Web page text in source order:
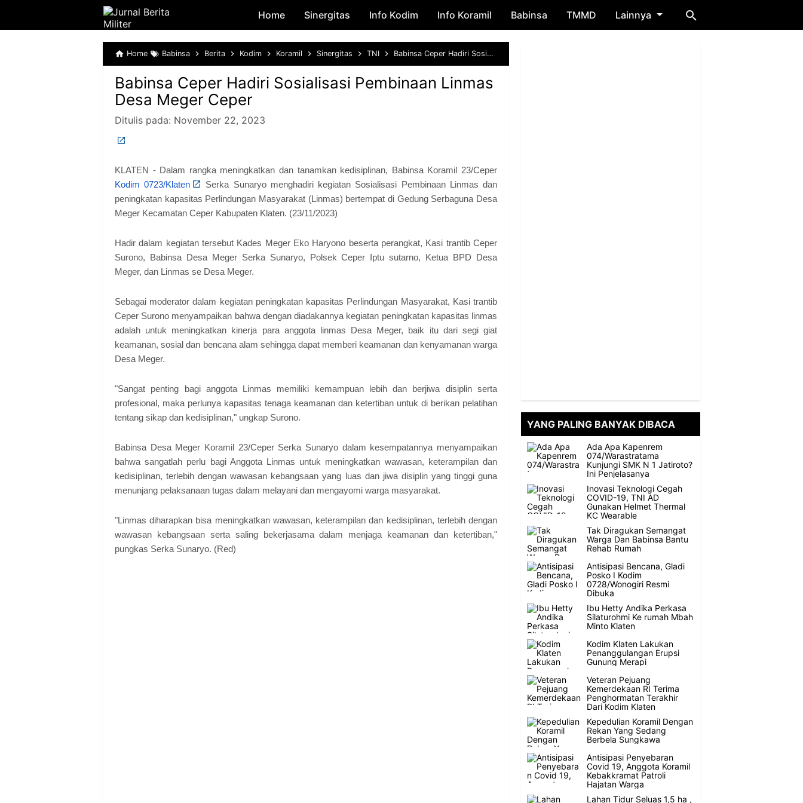
Skip to main content
Home Sinergitas Info Kodim Info Koramil Babinsa TMMD Lainnya
Home Babinsa Berita Kodim Koramil Sinergitas TNI Babinsa Ceper Hadiri Sosialisasi Pembinaan Linmas Desa Meger Ceper
Babinsa Ceper Hadiri Sosialisasi Pembinaan Linmas
Desa Meger Ceper
Ditulis pada: November 22, 2023
KLATEN - Dalam rangka meningkatkan dan tanamkan kedisiplinan, Babinsa Koramil 23/Ceper
Kodim 0723/Klaten
Serka Sunaryo menghadiri kegiatan Sosialisasi Pembinaan Linmas dan
peningkatan kapasitas Perlindungan Masyarakat (Linmas) bertempat di Gedung Serbaguna Desa
Meger Kecamatan Ceper Kabupaten Klaten. (23/11/2023)
Hadir dalam kegiatan tersebut Kades Meger Eko Haryono beserta perangkat, Kasi trantib Ceper
Surono, Babinsa Desa Meger Serka Sunaryo, Polsek Ceper Iptu sutarno, Ketua BPD Desa
Meger, dan Linmas se Desa Meger.
Sebagai moderator dalam kegiatan peningkatan kapasitas Perlindungan Masyarakat, Kasi trantib
Ceper Surono menyampaikan bahwa dengan diadakannya kegiatan peningkatan kapasitas linmas
adalah untuk meningkatkan kinerja para anggota linmas Desa Meger, baik itu dari segi giat
keamanan, sosial dan bencana alam sehingga dapat memberi keamanan dan kenyamanan warga
Desa Meger.
"Sangat penting bagi anggota Linmas memiliki kemampuan lebih dan berjiwa disiplin serta
profesional, maka perlunya kapasitas tenaga keamanan dan ketertiban untuk di berikan pelatihan
tentang sikap dan kedisiplinan," ungkap Surono.
Babinsa Desa Meger Koramil 23/Ceper Serka Sunaryo dalam kesempatannya menyampaikan
bahwa sangatlah perlu bagi Anggota Linmas untuk meningkatkan wawasan, keterampilan dan
kedisiplinan, terlebih dengan wawasan kebangsaan yang luas dan jiwa disiplin yang tinggi guna
menunjang pelaksanaan tugas dalam melayani dan mengayomi warga masyarakat.
"Linmas diharapkan bisa meningkatkan wawasan, keterampilan dan kedisiplinan, terlebih dengan
wawasan kebangsaan serta saling bekerjasama dalam menjaga keamanan dan ketertiban,"
pungkas Serka Sunaryo. (Red)
YANG PALING BANYAK DIBACA
Ada Apa Kapenrem
074/Warastratama
Kunjungi SMK N 1 Jatiroto?
Ini Penjelasanya
Inovasi Teknologi Cegah
COVID-19, TNI AD
Gunakan Helmet Thermal
KC Wearable
Tak Diragukan Semangat
Warga Dan Babinsa Bantu
Rehab Rumah
Antisipasi Bencana, Gladi
Posko I Kodim
0728/Wonogiri Resmi
Dibuka
Ibu Hetty Andika Perkasa
Silaturohmi Ke rumah Mbah
Minto Klaten
Kodim Klaten Lakukan
Penanggulangan Erupsi
Gunung Merapi
Veteran Pejuang
Kemerdekaan RI Terima
Penghormatan Terakhir
Dari Kodim Klaten
Kepedulian Koramil Dengan
Rekan Yang Sedang
Berbela Sungkawa
Antisipasi Penyebaran
Covid 19, Anggota Koramil
Kebakkramat Patroli
Hajatan Warga
Lahan Tidur Seluas 1,5 ha ,